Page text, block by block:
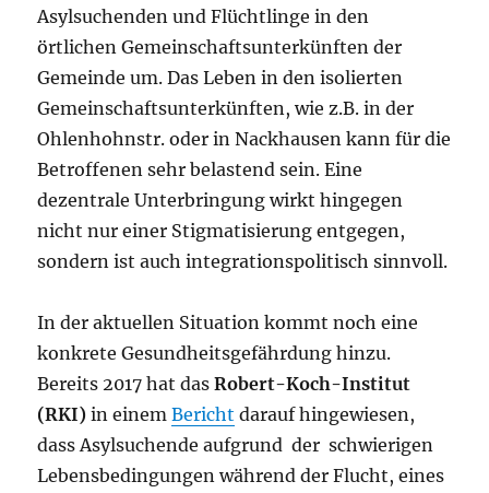
Asylsuchenden und Flüchtlinge in den
örtlichen Gemeinschaftsunterkünften der
Gemeinde um. Das Leben in den isolierten
Gemeinschaftsunterkünften, wie z.B. in der
Ohlenhohnstr. oder in Nackhausen kann für die
Betroffenen sehr belastend sein. Eine
dezentrale Unterbringung wirkt hingegen
nicht nur einer Stigmatisierung entgegen,
sondern ist auch integrationspolitisch sinnvoll.
In der aktuellen Situation kommt noch eine
konkrete Gesundheitsgefährdung hinzu.
Bereits 2017 hat dasRobert-Koch-Institut
(RKI) in einemBericht darauf hingewiesen,
dass Asylsuchende aufgrund der schwierigen
Lebensbedingungen während der Flucht, eines